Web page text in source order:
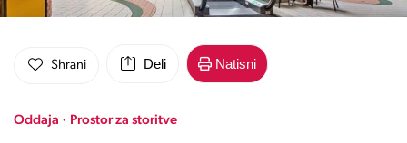
Shrani Deli Natisni
Oddaja · Prostor za storitve